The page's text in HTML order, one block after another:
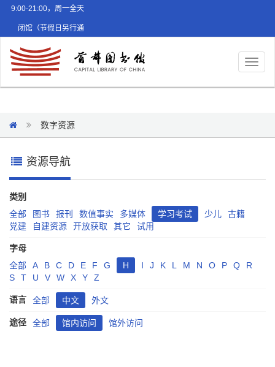
9:00-21:00，周一全天
闭馆（节假日另行通
数字资源
资源导航
类别
全部
图书 报刊 数值事实 多媒体 学习考试 少儿
古籍
党建
自建资源 开放获取 其它 试用
字母
全部
A B C D E F G H I J K L M N O P Q
R
S
T U V W X Y Z
语言 全部 中文 外文
途径 全部 馆内访问 馆外访问